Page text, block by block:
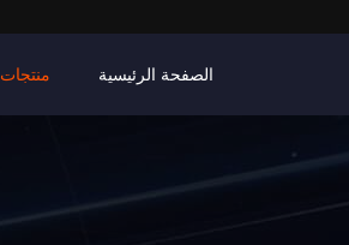
الصفحة الرئيسية منتجات